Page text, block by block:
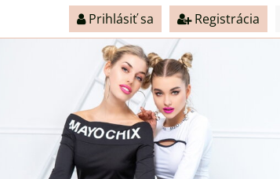
Prihlásiť sa Registrácia